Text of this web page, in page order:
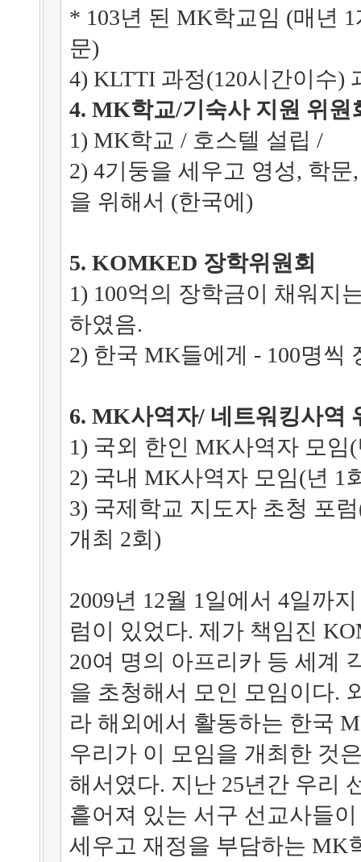
* 103년 된 MK학교임 (매년
문)
4) KLTTI 과정(120시간이수)
4. MK학교/기숙사 지원 위원
1) MK학교 / 호스텔 설립 /
2) 4기둥을 세우고 영성, 학
을 위해서 (한국에)
5. KOMKED 장학위원회
1) 100억의 장학금이 채워지
하였음.
2) 한국 MK들에게 - 100명씩
6. MK사역자/ 네트워킹사역
1) 국외 한인 MK사역자 모임
2) 국내 MK사역자 모임(년 1
3) 국제학교 지도자 초청 포
개최 2회)
2009년 12월 1일에서 4일까
럼이 있었다. 제가 책임진
20여 명의 아프리카 등 세계
을 초청해서 모인 모임이다.
라 해외에서 활동하는 한국
우리가 이 모임을 개최한 것
해서였다. 지난 25년간 우리
흩어져 있는 서구 선교사들
세우고 재정을 부담하는 MK